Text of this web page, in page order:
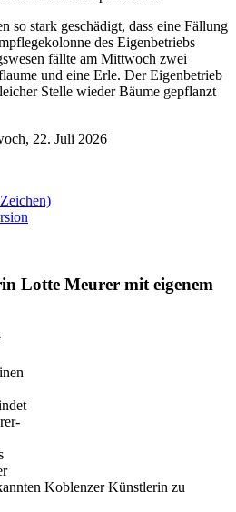
so stark geschädigt, dass eine Fällung
des Eigenbetriebs
fällte am Mittwoch zwei
und eine Erle. Der Eigenbetrieb
Stelle wieder Bäume gepflanzt
22. Juli 2026
Lotte Meurer mit eigenem
Koblenzer Künstlerin zu